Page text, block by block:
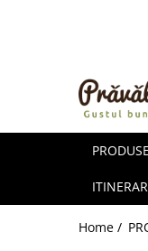
ULEIURI ȘI UNTURI
FRUCTE
PRODUSE
Home /